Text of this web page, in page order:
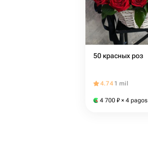
50 красных роз
4.74 1 mil
4 700 ₽ × 4 pagos